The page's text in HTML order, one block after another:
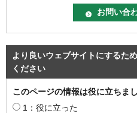
より良いウェブサイトにするた
ください
このページの情報は役に立ちま
1：役に立った